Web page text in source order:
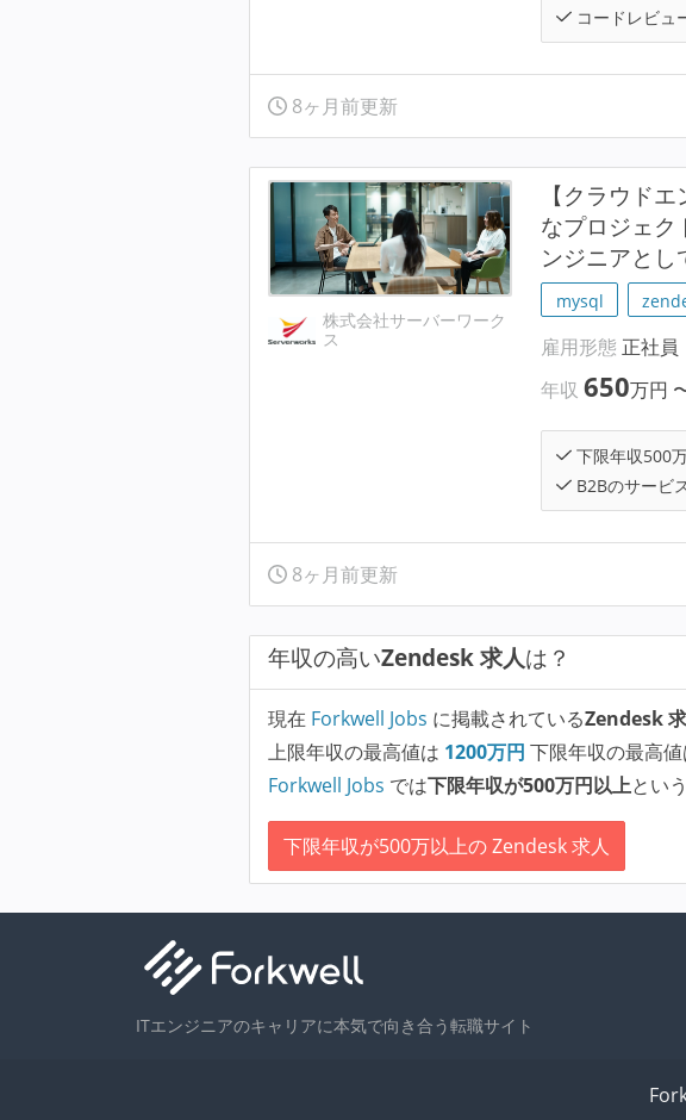
コードレビュ
8ヶ月前更新
株式会社サーバーワーク
ス
【クラウド
なプロジェク
ンジニアとし
mysql
雇用形態 正社員
年収650万円
下限年収500
B2Bのサービ
8ヶ月前更新
年収の高いZendesk 求人は？
現在 Forkwell Jobs に掲載されているZendesk
上限年収の最高値は 1200万円 下限年収の最高値
Forkwell Jobs では下限年収が500万円以上とい
下限年収が500万以上の Zendesk 求人
ITエンジニアのキャリアに本気で向き合う転職サイト